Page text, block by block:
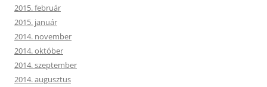
2015. február
2015. január
2014. november
2014. október
2014. szeptember
2014. augusztus